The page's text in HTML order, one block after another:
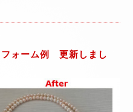
フォーム例 更新しまし